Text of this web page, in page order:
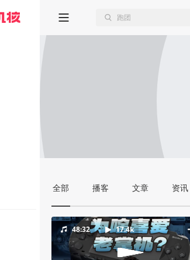
全部 播客 文章 资讯
48:32 17.4k